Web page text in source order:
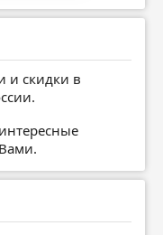
и скидки в